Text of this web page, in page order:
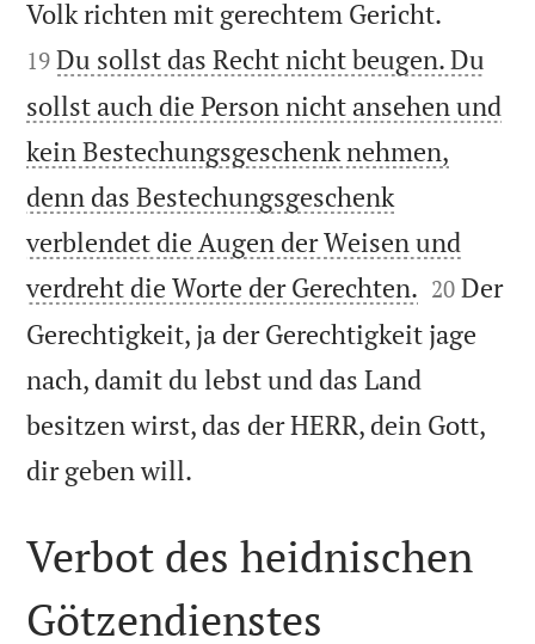
Volk richten mit gerechtem Gericht.
19 Du sollst das Recht nicht beugen. Du
sollst auch die Person nicht ansehen und
kein Bestechungsgeschenk nehmen,
denn das Bestechungsgeschenk
verblendet die Augen der Weisen und
verdreht die Worte der Gerechten. 

20 Der
Gerechtigkeit, ja der Gerechtigkeit jage
nach, damit du lebst und das Land
besitzen wirst, das der HERR, dein Gott,
dir geben will.
Verbot des heidnischen
Götzendienstes